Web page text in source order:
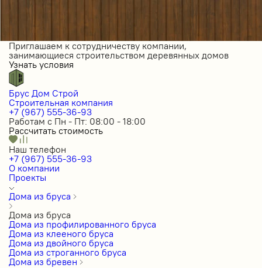
Приглашаем к сотрудничеству компании,
занимающиеся строительством деревянных домов
Узнать условия
Брус Дом Строй
Строительная компания
+7 (967) 555-36-93
Работам с Пн - Пт: 08:00 - 18:00
Рассчитать стоимость
Наш телефон
+7 (967) 555-36-93
О компании
Проекты
Дома из бруса
Дома из бруса
Дома из профилированного бруса
Дома из клееного бруса
Дома из двойного бруса
Дома из строганного бруса
Дома из бревен